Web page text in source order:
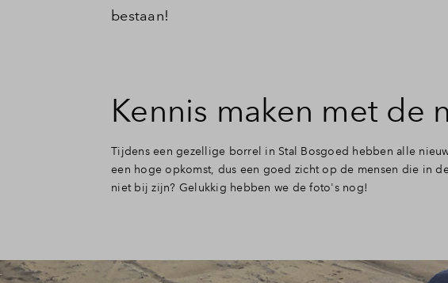
bestaan!
Kennis maken met de
Tijdens een gezellige borrel in Stal Bosgoed hebben alle
een hoge opkomst, dus een goed zicht op de mensen die in
niet bij zijn? Gelukkig hebben we de foto's nog!